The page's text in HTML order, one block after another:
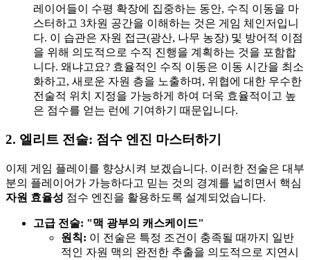
레이어들이 수평 확장에 집중하는 동안, 수직 이동을 마
스터하고 3차원 공간을 이해하는 것은 게임 체인저입니
다. 이 습관은 자원 접근(광산, 나무 농장) 및 방어적 이점
을 위해 의도적으로 수직 진행을 계획하는 것을 포함합
니다. 왜냐고요? 효율적인 수직 이동은 이동 시간을 최소
화하고, 새로운 자원 층을 노출하며, 위협에 대한 우수한
전술적 위치 지정을 가능하게 하여 더욱 효율적이고 높
은 점수를 얻는 런에 기여하기 때문입니다.
2. 엘리트 전술: 점수 엔진 마스터하기
이제 게임 플레이를 향상시켜 보겠습니다. 이러한 전술은 대부
분의 플레이어가 가능하다고 믿는 것의 경계를 넓히면서 핵심
자원 효율성 점수 엔진을 활용하도록 설계되었습니다.
고급 전술: "맥 광부의 캐스케이드"
원칙: 이 전술은 특정 조건이 충족될 때까지 일반
적인 자원 맥의 완전한 추출을 의도적으로 지연시